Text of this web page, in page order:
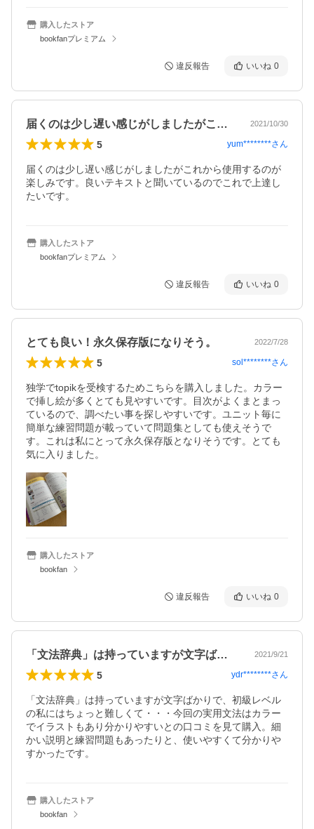
購入したストア
bookfanプレミアム
違反報告 いいね 0
届くのは少し遅い感じがしましたがこれか… 2021/10/30
5 yum********さん
届くのは少し遅い感じがしましたがこれから使用するのが
楽しみです。良いテキストと聞いているのでこれで上達し
たいです。
購入したストア
bookfanプレミアム
違反報告 いいね 0
とても良い！永久保存版になりそう。 2022/7/28
5 sol********さん
独学でtopikを受検するためこちらを購入しました。カラー
で挿し絵が多くとても見やすいです。目次がよくまとまっ
ているので、調べたい事を探しやすいです。ユニット毎に
簡単な練習問題が載っていて問題集としても使えそうで
す。これは私にとって永久保存版となりそうです。とても
気に入りました。
購入したストア
bookfan
違反報告 いいね 0
「文法辞典」は持っていますが文字ばかり… 2021/9/21
5 ydr********さん
「文法辞典」は持っていますが文字ばかりで、初級レベル
の私にはちょっと難しくて・・・今回の実用文法はカラー
でイラストもあり分かりやすいとの口コミを見て購入。細
かい説明と練習問題もあったりと、使いやすくて分かりや
すかったです。
購入したストア
bookfan